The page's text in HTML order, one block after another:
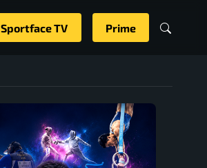
Sportface TV Prime